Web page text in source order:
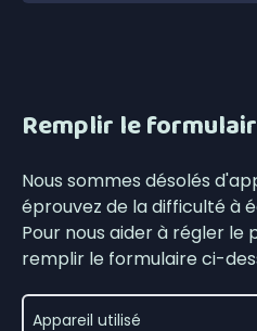
Remplir le
Nous sommes désolés
éprouvez de la difficulté à
Pour nous aider à régler le
remplir le formulaire ci-